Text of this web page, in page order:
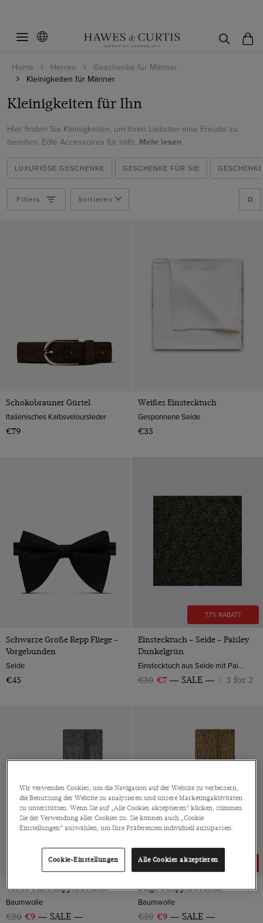
Home Herren
Geschenke für Männer
Kleinigkeiten für Männer
Kleinigkeiten für Ihn
Hier finden Sie Kleinigkeiten, um ihren Liebsten eine Freude zu
bereiten. Edle Accessoires für stilb...Mehr lesen
LUXURIÖSE GESCHENKE GESCHENKE FÜR SIE
Beige
Blau
Bunt
Burgunderrot
Creme
Gelb
Rosa
Silber
Weiß
Accessoires
Krawatten
Einstecktücher
Manschettenknöpfe
Gürtel
Fliegen
Hosenträger
Muster
Uni
Gestreift
Blumig
Geometrisch
Material
Baumwolle
Cashmere
Leder
Produkte ansehen
Filters Sortieren nach
Schokobrauner Gürtel
Italienisches Kalbsveloursleder
€79
Weißes Einstecktuch
Gesponnene Seide
€35
Schwarze Große Repp Fliege -
Vorgebunden
Seide
€45
77% RABATT
Einstecktuch – Seide – Paisley
Dunkelgrün
Einstecktuch aus Seide mit Paisleymuster von Hawes & Curtis.
€30 €7 SALE 3 for 2
55% RABATT
Graue Uni Gerippte Socken
Baumwolle
€20 €9 SALE
55% RABATT
Beige Gerippte Socken
Baumwolle
€20 €9 SALE
Wir verwenden Cookies, um die Navigation auf der Website zu verbessern,
die Benutzung der Website zu analysieren und unsere Marketingaktivitäten
zu unterstützen. Wenn Sie auf „Alle Cookies akzeptieren“ klicken, stimmen
Sie der Verwendung aller Cookies zu. Sie können auch „Cookie
Einstellungen“ auswählen, um Ihre Präferenzen individuell anzupassen.
Cookie-Einstellungen Alle Cookies akzeptieren